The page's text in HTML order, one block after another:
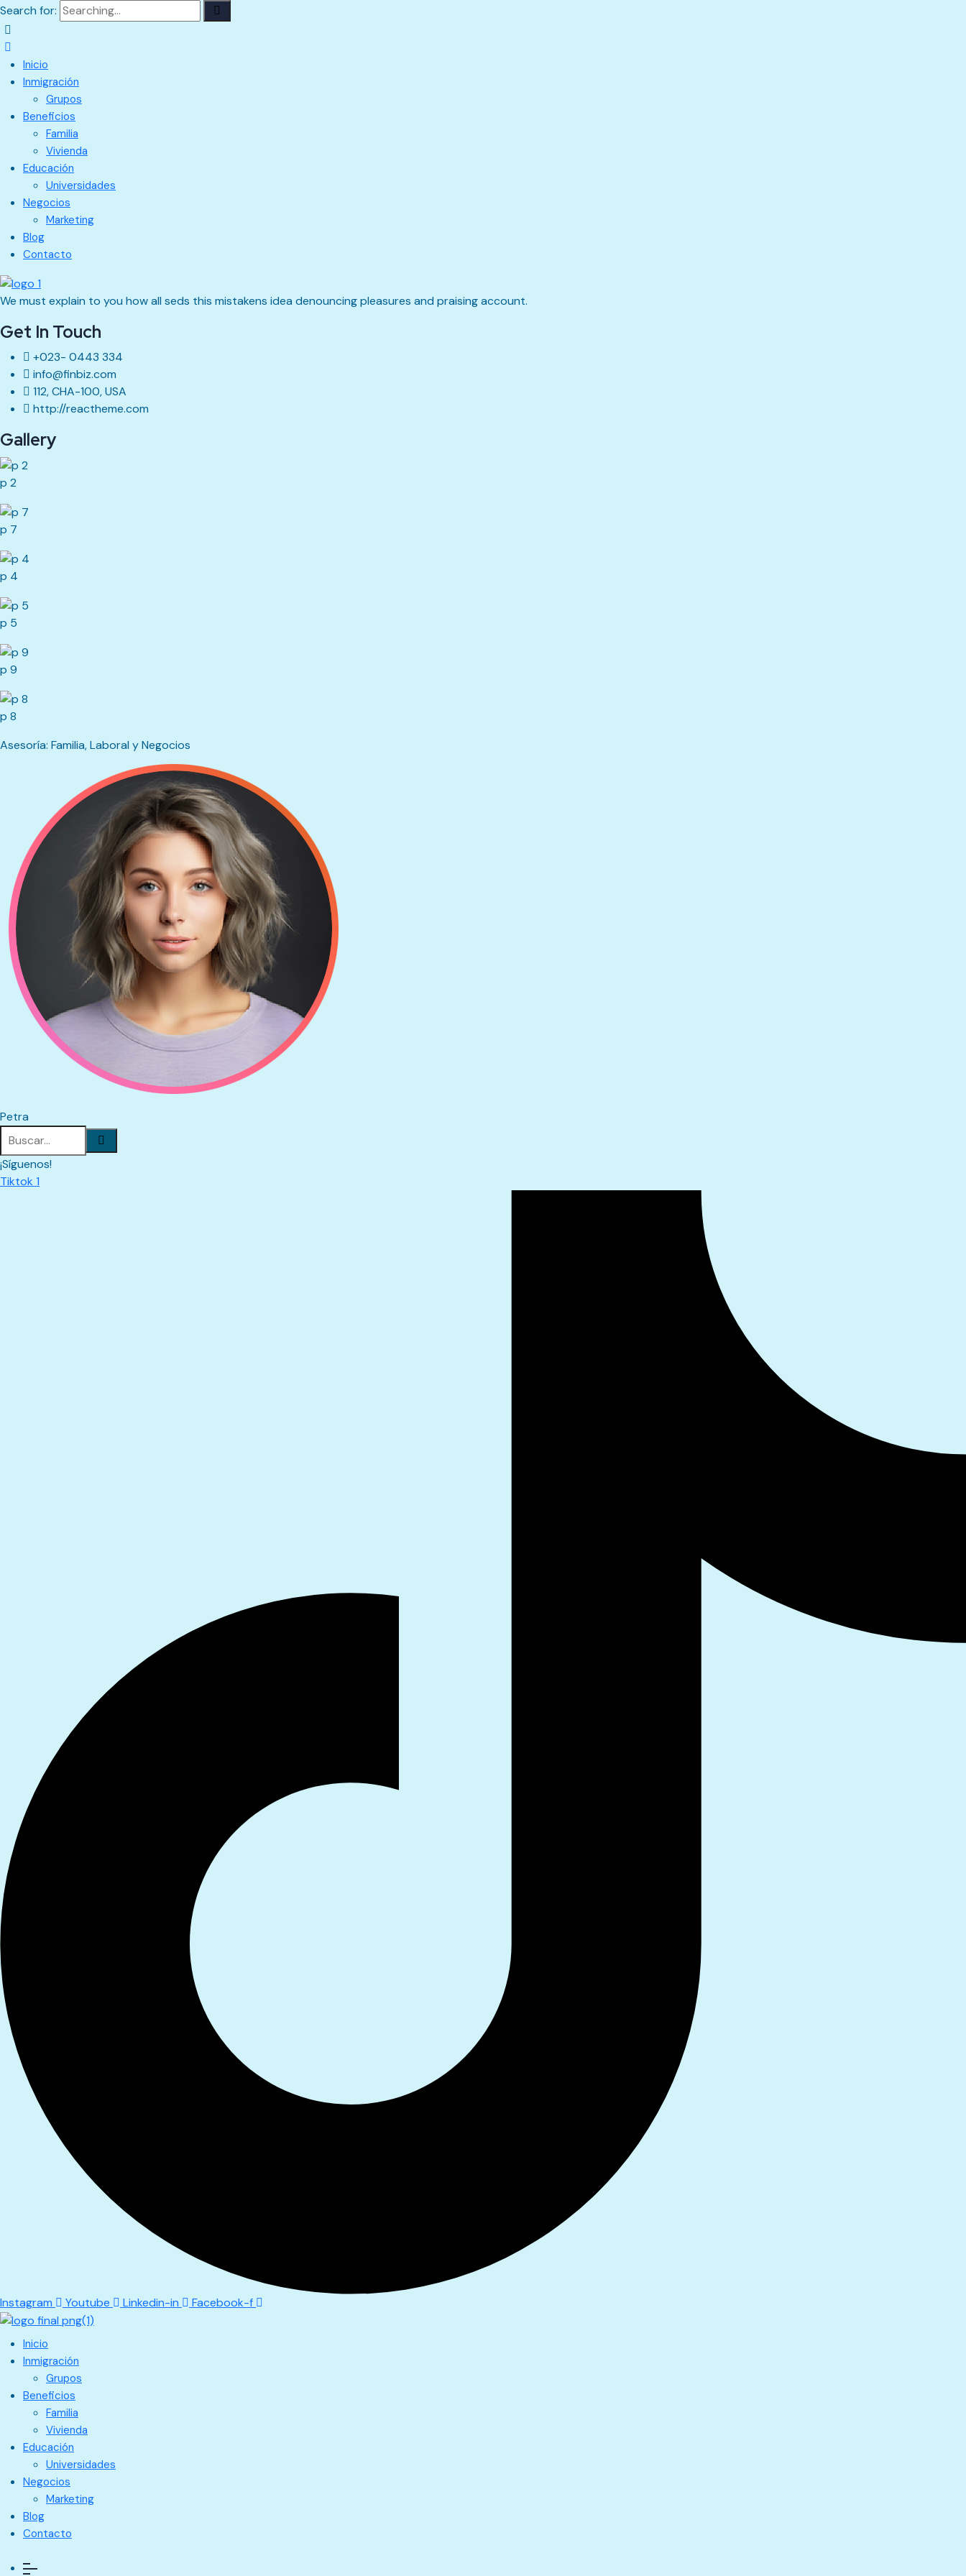
Search for:
Inicio
Inmigración
Grupos
Beneficios
Familia
Vivienda
Educación
Universidades
Negocios
Marketing
Blog
Contacto
We must explain to you how all seds this mistakens idea denouncing pleasures and praising account.
Get In Touch
+023- 0443 334
info@finbiz.com
112, CHA-100, USA
http://reactheme.com
Gallery
p 2
p 7
p 4
p 5
p 9
p 8
Asesoría: Familia, Laboral y Negocios
Petra
¡Síguenos!
Tiktok 1
Instagram Youtube Linkedin-in Facebook-f
Inicio
Inmigración
Grupos
Beneficios
Familia
Vivienda
Educación
Universidades
Negocios
Marketing
Blog
Contacto